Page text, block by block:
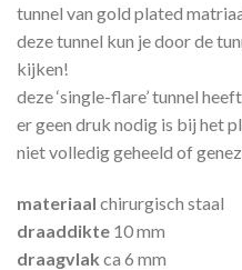
tunnel van gold plated
deze tunnel kun je door de
kijken!
deze ‘single-flare’ tunnel
er geen druk nodig is bij het
niet volledig geheeld of
materiaal chirurgisch staal
draaddikte 10 mm
draagvlak ca 6 mm